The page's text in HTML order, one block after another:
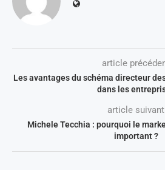
article
Les avantages du schéma directeur
dans les
article suivant
Michele Tecchia : pourquoi le
important ?